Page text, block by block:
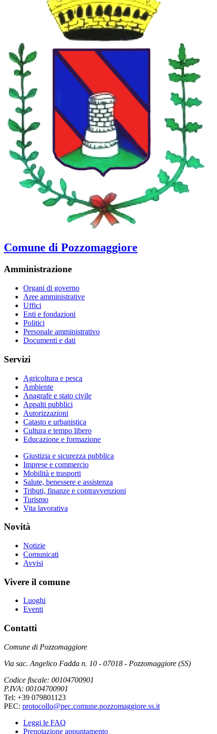
Comune di Pozzomaggiore
Amministrazione
Organi di governo
Aree amministrative
Uffici
Enti e fondazioni
Politici
Personale amministrativo
Documenti e dati
Servizi
Agricoltura e pesca
Ambiente
Anagrafe e stato civile
Appalti pubblici
Autorizzazioni
Catasto e urbanistica
Cultura e tempo libero
Educazione e formazione
Giustizia e sicurezza pubblica
Imprese e commercio
Mobilità e trasporti
Salute, benessere e assistenza
Tributi, finanze e contravvenzioni
Turismo
Vita lavorativa
Novità
Notizie
Comunicati
Avvisi
Vivere il comune
Luoghi
Eventi
Contatti
Comune di Pozzomaggiore
Via sac. Angelico Fadda n. 10 - 07018 - Pozzomaggiore (SS)
Codice fiscale: 00104700901
P.IVA: 00104700901
Tel: +39 079801123
PEC: protocollo@pec.comune.pozzomaggiore.ss.it
Leggi le FAQ
Prenotazione appuntamento